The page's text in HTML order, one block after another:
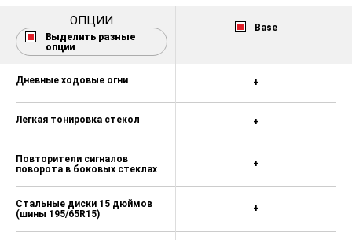
ОПЦИИ
Выделить разные
опции
Base
Дневные ходовые огни
Легкая тонировка стекол
Повторители сигналов
поворота в боковых стеклах
Стальные диски 15 дюймов
(шины 195/65R15)
+
+
+
+